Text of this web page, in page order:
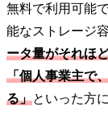
無料で利用可能
能なストレージ
ータ量がそれほ
「個人事業主で
る」といった方